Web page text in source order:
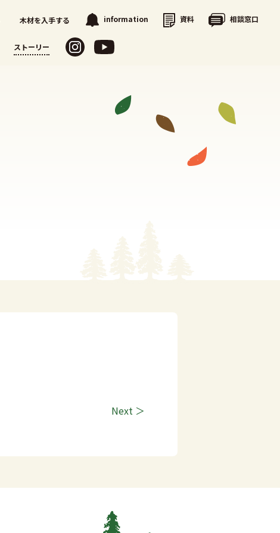
木材を入手する information 資料 相談窓口
ストーリー
Next ＞